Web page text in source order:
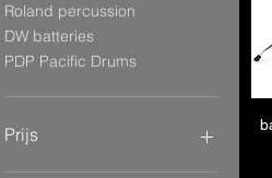
Roland percussion
DW batteries
PDP Pacific Drums
Prijs